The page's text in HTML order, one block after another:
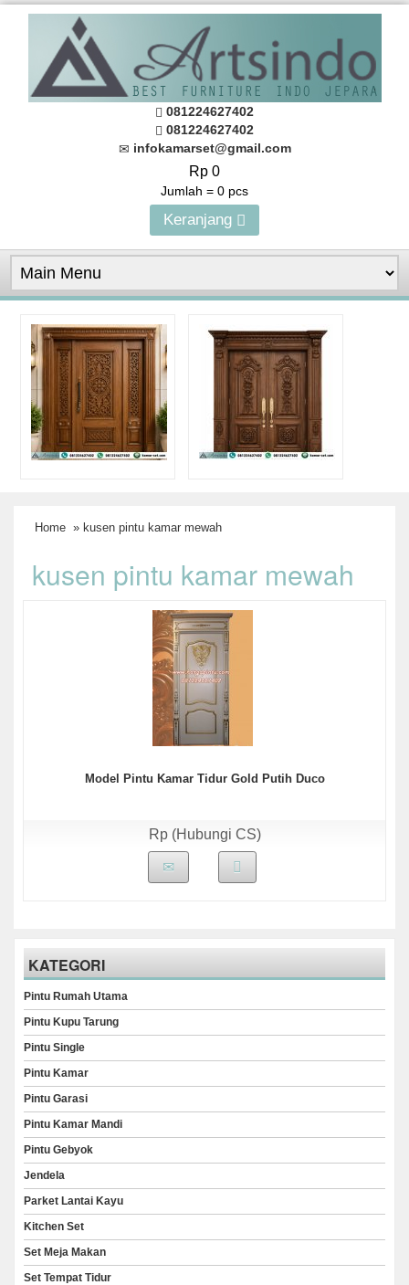
081224627402
081224627402
infokamarset@gmail.com
Rp 0
Jumlah = 0 pcs
Keranjang
Home » kusen pintu kamar mewah
kusen pintu kamar mewah
Model Pintu Kamar Tidur Gold Putih Duco
Rp (Hubungi CS)
KATEGORI
Pintu Rumah Utama
Pintu Kupu Tarung
Pintu Single
Pintu Kamar
Pintu Garasi
Pintu Kamar Mandi
Pintu Gebyok
Jendela
Parket Lantai Kayu
Kitchen Set
Set Meja Makan
Set Tempat Tidur